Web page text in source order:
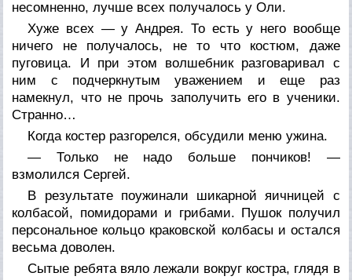
несомненно, лучше всех получалось у Оли.
Хуже всех — у Андрея. То есть у него вообще
ничего не получалось, не то что костюм, даже
пуговица. И при этом волшебник разговаривал с
ним с подчеркнутым уважением и еще раз
намекнул, что не прочь заполучить его в ученики.
Странно…
Когда костер разгорелся, обсудили меню ужина.
— Только не надо больше пончиков! —
взмолился Сергей.
В результате поужинали шикарной яичницей с
колбасой, помидорами и грибами. Пушок получил
персональное кольцо краковской колбасы и остался
весьма доволен.
Сытые ребята вяло лежали вокруг костра, глядя в